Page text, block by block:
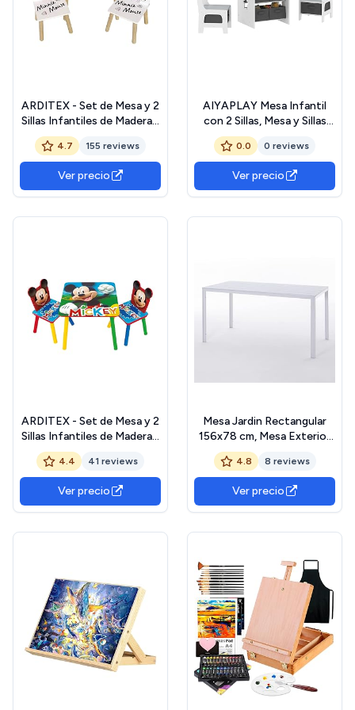
ARDITEX - Set de Mesa y 2
Sillas Infantiles de Madera -
50x50x44 cm y
26,5x26,5x50 cm - Ideal
para Jugar, Pintar y Hacer
Manualidades - Licencia
Oficial Minnie Mouse
4.7 155 reviews
Ver precio
AIYAPLAY Mesa Infantil
con 2 Sillas, Mesa y Sillas
Infantil con 6 Cajones de
Tela, Diseño Estrellas, para
Niños y Niñas de 3-8 Años,
para Hogar, Guardería,
Aulas, Gris Claro
0.0 0 reviews
Ver precio
ARDITEX - Set de Mesa y 2
Sillas Infantiles de Madera -
50x50x44 cm y
26,5x26,5x50 cm - Ideal
para Jugar, Pintar y Hacer
Manualidades - Licencia
Oficial Mickey Mouse
4.4 41 reviews
Ver precio
Mesa Jardin Rectangular
156x78 cm, Mesa Exterior
en Acero Pintado con
Lamas de Polietileno
Efecto Madera, Ideal para
terraza, balcón o Patio
(Blanco)
4.8 8 reviews
Ver precio